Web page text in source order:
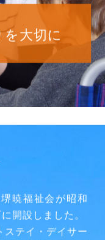
大切に
暁福祉会が昭和
開設しました。
テイ・デイサー